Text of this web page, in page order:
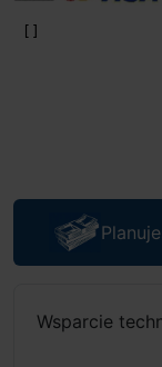
Wsparcie